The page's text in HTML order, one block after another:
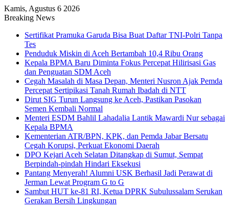
Kamis, Agustus 6 2026
Breaking News
Sertifikat Pramuka Garuda Bisa Buat Daftar TNI-Polri Tanpa
Tes
Penduduk Miskin di Aceh Bertambah 10,4 Ribu Orang
Kepala BPMA Baru Diminta Fokus Percepat Hilirisasi Gas
dan Penguatan SDM Aceh
Cegah Masalah di Masa Depan, Menteri Nusron Ajak Pemda
Percepat Sertipikasi Tanah Rumah Ibadah di NTT
Dirut SIG Turun Langsung ke Aceh, Pastikan Pasokan
Semen Kembali Normal
Menteri ESDM Bahlil Lahadalia Lantik Mawardi Nur sebagai
Kepala BPMA
Kementerian ATR/BPN, KPK, dan Pemda Jabar Bersatu
Cegah Korupsi, Perkuat Ekonomi Daerah
DPO Kejari Aceh Selatan Ditangkap di Sumut, Sempat
Berpindah-pindah Hindari Eksekusi
Pantang Menyerah! Alumni USK Berhasil Jadi Perawat di
Jerman Lewat Program G to G
Sambut HUT ke-81 RI, Ketua DPRK Subulussalam Serukan
Gerakan Bersih Lingkungan